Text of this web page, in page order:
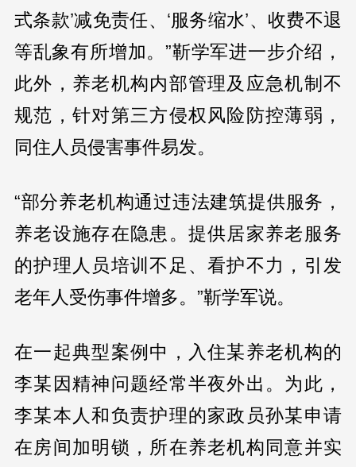
式条款’减免责任、‘服务缩水’、收费不退
等乱象有所增加。”靳学军进一步介绍，
此外，养老机构内部管理及应急机制不
规范，针对第三方侵权风险防控薄弱，
同住人员侵害事件易发。
“部分养老机构通过违法建筑提供服务，
养老设施存在隐患。提供居家养老服务
的护理人员培训不足、看护不力，引发
老年人受伤事件增多。”靳学军说。
在一起典型案例中，入住某养老机构的
李某因精神问题经常半夜外出。为此，
李某本人和负责护理的家政员孙某申请
在房间加明锁，所在养老机构同意并实